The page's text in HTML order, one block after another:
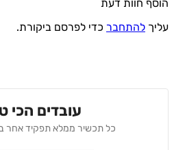
הוסף חוות דעת
עליך להתחבר כדי לפרסם ביקורת.
עובדים הכי
כל תכשיר ממלא תפקיד אחר